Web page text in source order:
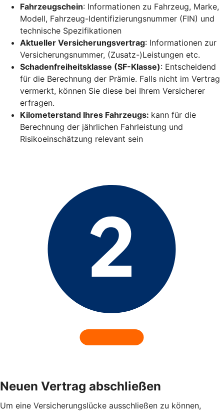
Fahrzeugschein: Informationen zu Fahrzeug, Marke,
Modell, Fahrzeug-Identifizierungsnummer (FIN) und
technische Spezifikationen
Aktueller Versicherungsvertrag: Informationen zur
Versicherungsnummer, (Zusatz-)Leistungen etc.
Schadenfreiheitsklasse (SF-Klasse): Entscheidend
für die Berechnung der Prämie. Falls nicht im Vertrag
vermerkt, können Sie diese bei Ihrem Versicherer
erfragen.
Kilometerstand Ihres Fahrzeugs: kann für die
Berechnung der jährlichen Fahrleistung und
Risikoeinschätzung relevant sein
Neuen Vertrag abschließen
Um eine Versicherungslücke ausschließen zu können,